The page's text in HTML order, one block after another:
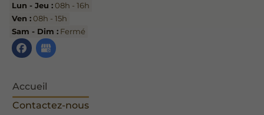
Lun - Jeu :08h - 16h
Ven :08h - 15h
Sam - Dim : Fermé
Accueil
Contactez-nous